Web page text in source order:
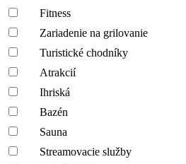
Fitness
Zariadenie na grilovanie
Turistické chodníky
Atrakcií
Ihriská
Bazén
Sauna
Streamovacie služby